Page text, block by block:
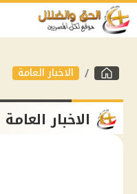
الاخبار العامة
الاخبار العامة